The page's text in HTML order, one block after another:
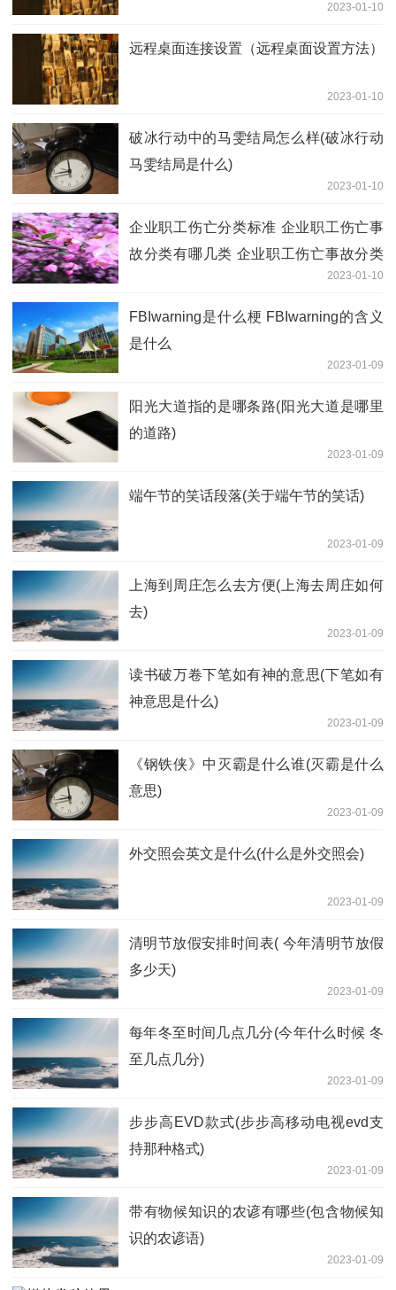
2023-01-10
远程桌面连接设置（远程桌面设置方法）
2023-01-10
破冰行动中的马雯结局怎么样(破冰行动
马雯结局是什么)
2023-01-10
企业职工伤亡分类标准 企业职工伤亡事
故分类有哪几类 企业职工伤亡事故分类
2023-01-10
FBIwarning是什么梗 FBIwarning的含义
是什么
2023-01-09
阳光大道指的是哪条路(阳光大道是哪里
的道路)
2023-01-09
端午节的笑话段落(关于端午节的笑话)
2023-01-09
上海到周庄怎么去方便(上海去周庄如何
去)
2023-01-09
读书破万卷下笔如有神的意思(下笔如有
神意思是什么)
2023-01-09
《钢铁侠》中灭霸是什么谁(灭霸是什么
意思)
2023-01-09
外交照会英文是什么(什么是外交照会)
2023-01-09
清明节放假安排时间表( 今年清明节放假
多少天)
2023-01-09
每年冬至时间几点几分(今年什么时候 冬
至几点几分)
2023-01-09
步步高EVD款式(步步高移动电视evd支
持那种格式)
2023-01-09
带有物候知识的农谚有哪些(包含物候知
识的农谚语)
2023-01-09